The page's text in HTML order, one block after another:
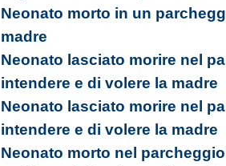
Neonato morto in un
madre
Neonato lasciato morire nel
intendere e di volere la madre
Neonato lasciato morire nel
intendere e di volere la madre
Neonato morto nel